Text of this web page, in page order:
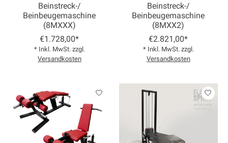
Beinstreck-/
Beinbeugemaschine
(8MXXX)
€1.728,00*
* Inkl. MwSt. zzgl.
Versandkosten
Beinstreck-/
Beinbeugemaschine
(8MXX2)
€2.821,00*
* Inkl. MwSt. zzgl.
Versandkosten